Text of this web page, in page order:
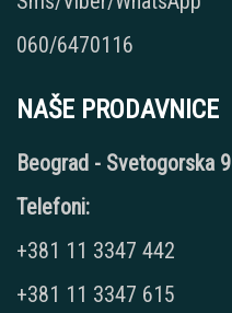
060/6470116
NAŠE PRODAVNICE
Beograd - Svetogorska 9
Telefoni:
+381 11 3347 442
+381 11 3347 615